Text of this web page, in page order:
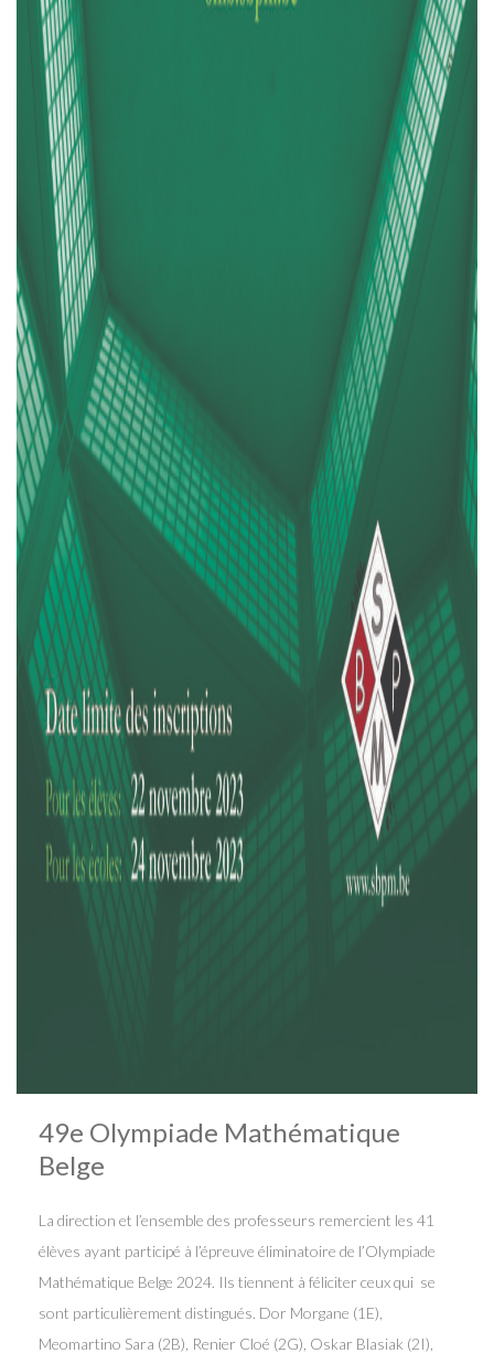
49e Olympiade Mathématique
Belge
La direction et l’ensemble des professeurs remercient les 41
élèves ayant participé à l’épreuve éliminatoire de l’Olympiade
Mathématique Belge 2024. Ils tiennent à féliciter ceux qui se
sont particulièrement distingués. Dor Morgane (1E),
Meomartino Sara (2B), Renier Cloé (2G), Oskar Blasiak (2I),